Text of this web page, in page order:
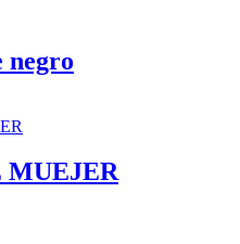
negro
MUEJER